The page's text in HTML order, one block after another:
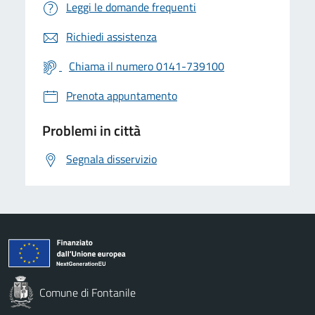
Leggi le domande frequenti
Richiedi assistenza
Chiama il numero 0141-739100
Prenota appuntamento
Problemi in città
Segnala disservizio
Comune di Fontanile